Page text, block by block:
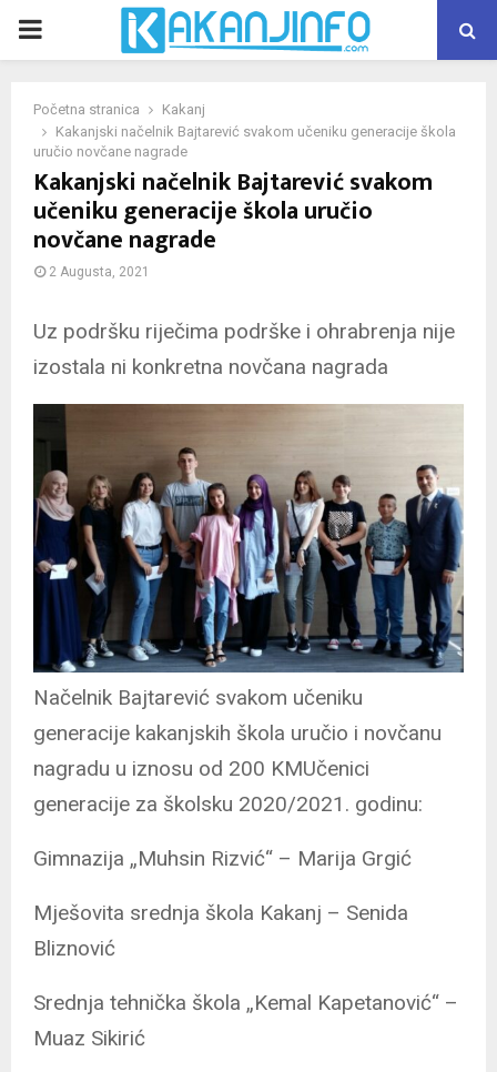
PRIMARY
Početna stranica
Kakanj
Kakanjski načelnik Bajtarević svakom učeniku generacije škola
uručio novčane nagrade
Kakanjski načelnik Bajtarević svakom
učeniku generacije škola uručio
novčane nagrade
2 Augusta, 2021
Uz podršku riječima podrške i ohrabrenja nije
izostala ni konkretna novčana nagrada
Načelnik Bajtarević svakom učeniku
generacije kakanjskih škola uručio i novčanu
nagradu u iznosu od 200 KMUčenici
generacije za školsku 2020/2021. godinu:
Gimnazija „Muhsin Rizvić“ – Marija Grgić
Mješovita srednja škola Kakanj – Senida
Bliznović
Srednja tehnička škola „Kemal Kapetanović“ –
Muaz Sikirić